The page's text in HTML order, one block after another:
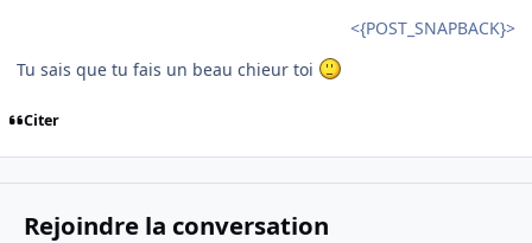
<{POST_SNAPBACK}>
Tu sais que tu fais un beau chieur toi
Citer
Rejoindre la conversation